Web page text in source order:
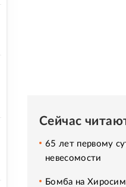
Сейчас
65 лет первому
невесомости
Бомба на